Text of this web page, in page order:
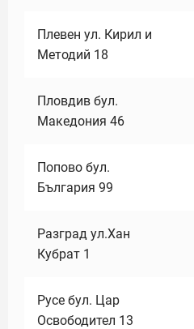
Плевен ул. Кирил и
Методий 18
Пловдив бул.
Македония 46
Попово бул.
България 99
Разград ул.Хан
Кубрат 1
Русе бул. Цар
Освободител 13